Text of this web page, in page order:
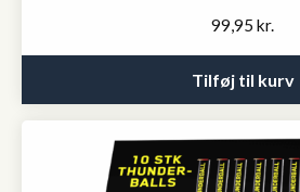
99,95 kr.
Tilføj til kurv